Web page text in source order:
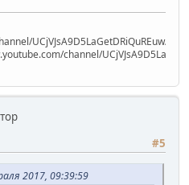
UCjVJsA9D5LaGetDRiQuREuw/
channel/
#5
2017, 09:39:59